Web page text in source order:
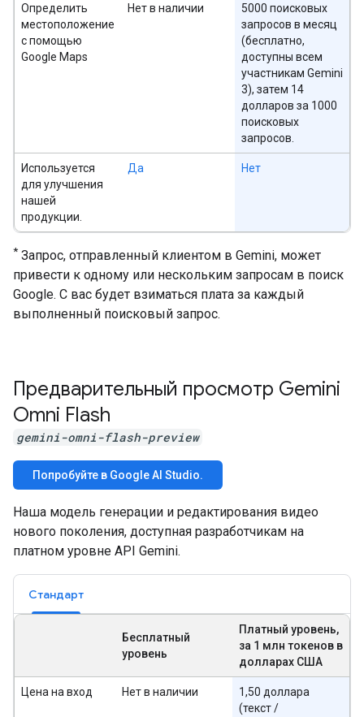
Определить
местоположение
с помощью
Google Maps
Нет в наличии
5000 поисковых
запросов в месяц
(бесплатно,
доступны всем
участникам Gemini
3), затем 14
долларов за 1000
поисковых
запросов.
Используется
для улучшения
нашей
продукции.
Да Нет
* Запрос, отправленный клиентом в Gemini, может
привести к одному или нескольким запросам в поиск
Google. С вас будет взиматься плата за каждый
выполненный поисковый запрос.
Предварительный просмотр Gemini
Omni Flash
gemini-omni-flash-preview
Попробуйте в Google AI Studio.
Наша модель генерации и редактирования видео
нового поколения, доступная разработчикам на
платном уровне API Gemini.
Стандарт
Бесплатный
уровень
Платный уровень,
за 1 млн токенов в
долларах США
Цена на вход Нет в наличии
1,50 доллара
(текст /